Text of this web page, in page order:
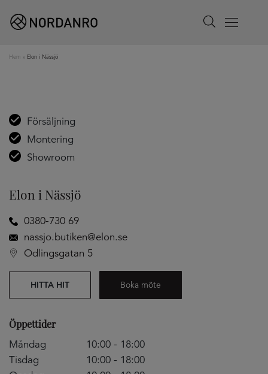
Search
Menu
Hem » Elon i Nässjö
Försäljning
Montering
Showroom
Elon i Nässjö
0380-730 69
nassjo.butiken@elon.se
Odlingsgatan 5
HITTA HIT Boka möte
Öppettider
Måndag
10:00 - 18:00
Tisdag
10:00 - 18:00